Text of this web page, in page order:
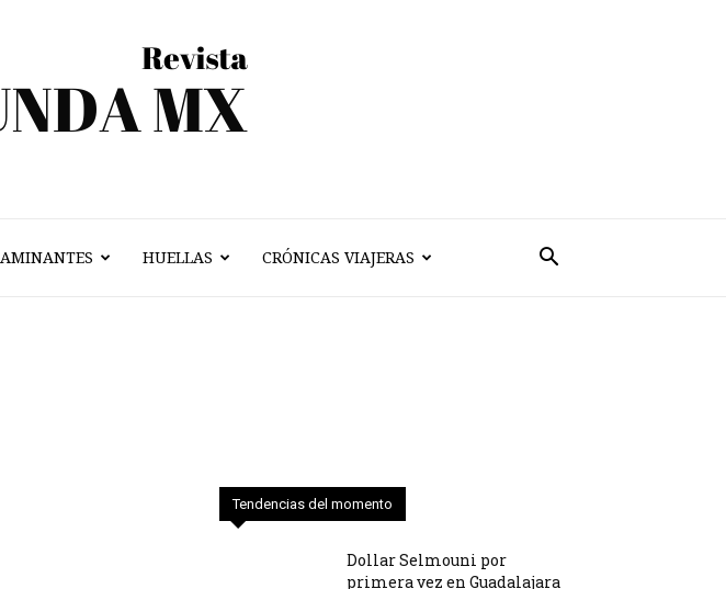
HUELLAS CRÓNICAS VIAJERAS
Tendencias del momento
Dollar Selmouni por
primera vez en Guadalajara